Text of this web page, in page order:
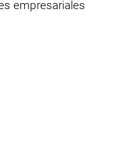
empresariales